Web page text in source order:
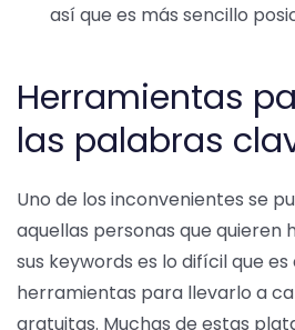
así que es más sencillo
Herramientas
las palabras
Uno de los inconvenientes se
aquellas personas que quieren
sus keywords es lo difícil que
herramientas para llevarlo a
gratuitas. Muchas de estas